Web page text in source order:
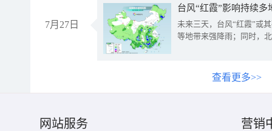
7月27日
台风“红霞”影响持续
未来三天，台风“红霞”或
等地带来强降雨；同时，
查看更多>>
网站服务 营销